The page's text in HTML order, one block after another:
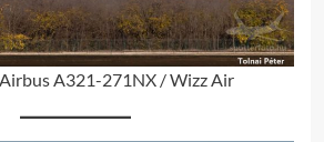
A321-271NX / Wizz Air